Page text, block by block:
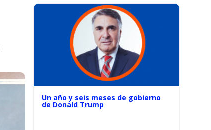
Un año y seis meses de gobierno
de Donald Trump